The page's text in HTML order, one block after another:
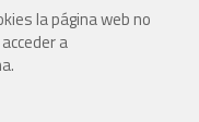
la página web no
a